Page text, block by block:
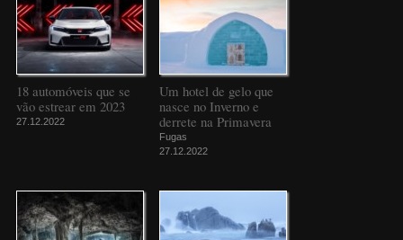
18 automóveis que se
vão estrear em 2023
27.12.2022
Um hotel de gelo que
nasce no Inverno e
derrete na Primavera
Fugas
27.12.2022